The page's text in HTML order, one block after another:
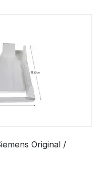
Original /